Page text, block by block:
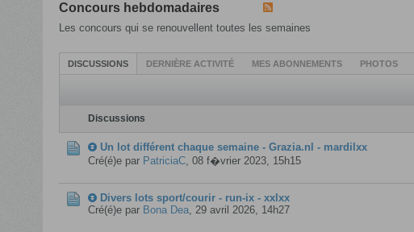
Concours hebdomadaires
Les concours qui se renouvellent toutes les semaines
DISCUSSIONS DERNIÈRE ACTIVITÉ MES ABONNEMENTS PHOTOS
Discussions
Un lot différent chaque semaine - Grazia.nl - mardilxx
Cré(é)e par PatriciaC, 08 f�vrier 2023, 15h15
Divers lots sport/courir - run-ix - xxlxx
Cré(é)e par Bona Dea, 29 avril 2026, 14h27